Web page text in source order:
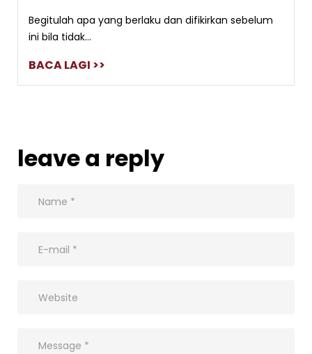
Begitulah apa yang berlaku dan difikirkan sebelum
ini bila tidak...
BACA LAGI >>
leave a reply